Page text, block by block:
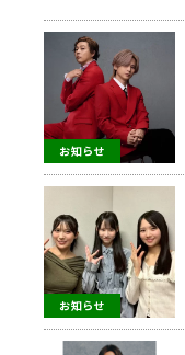
お知らせ
お知らせ